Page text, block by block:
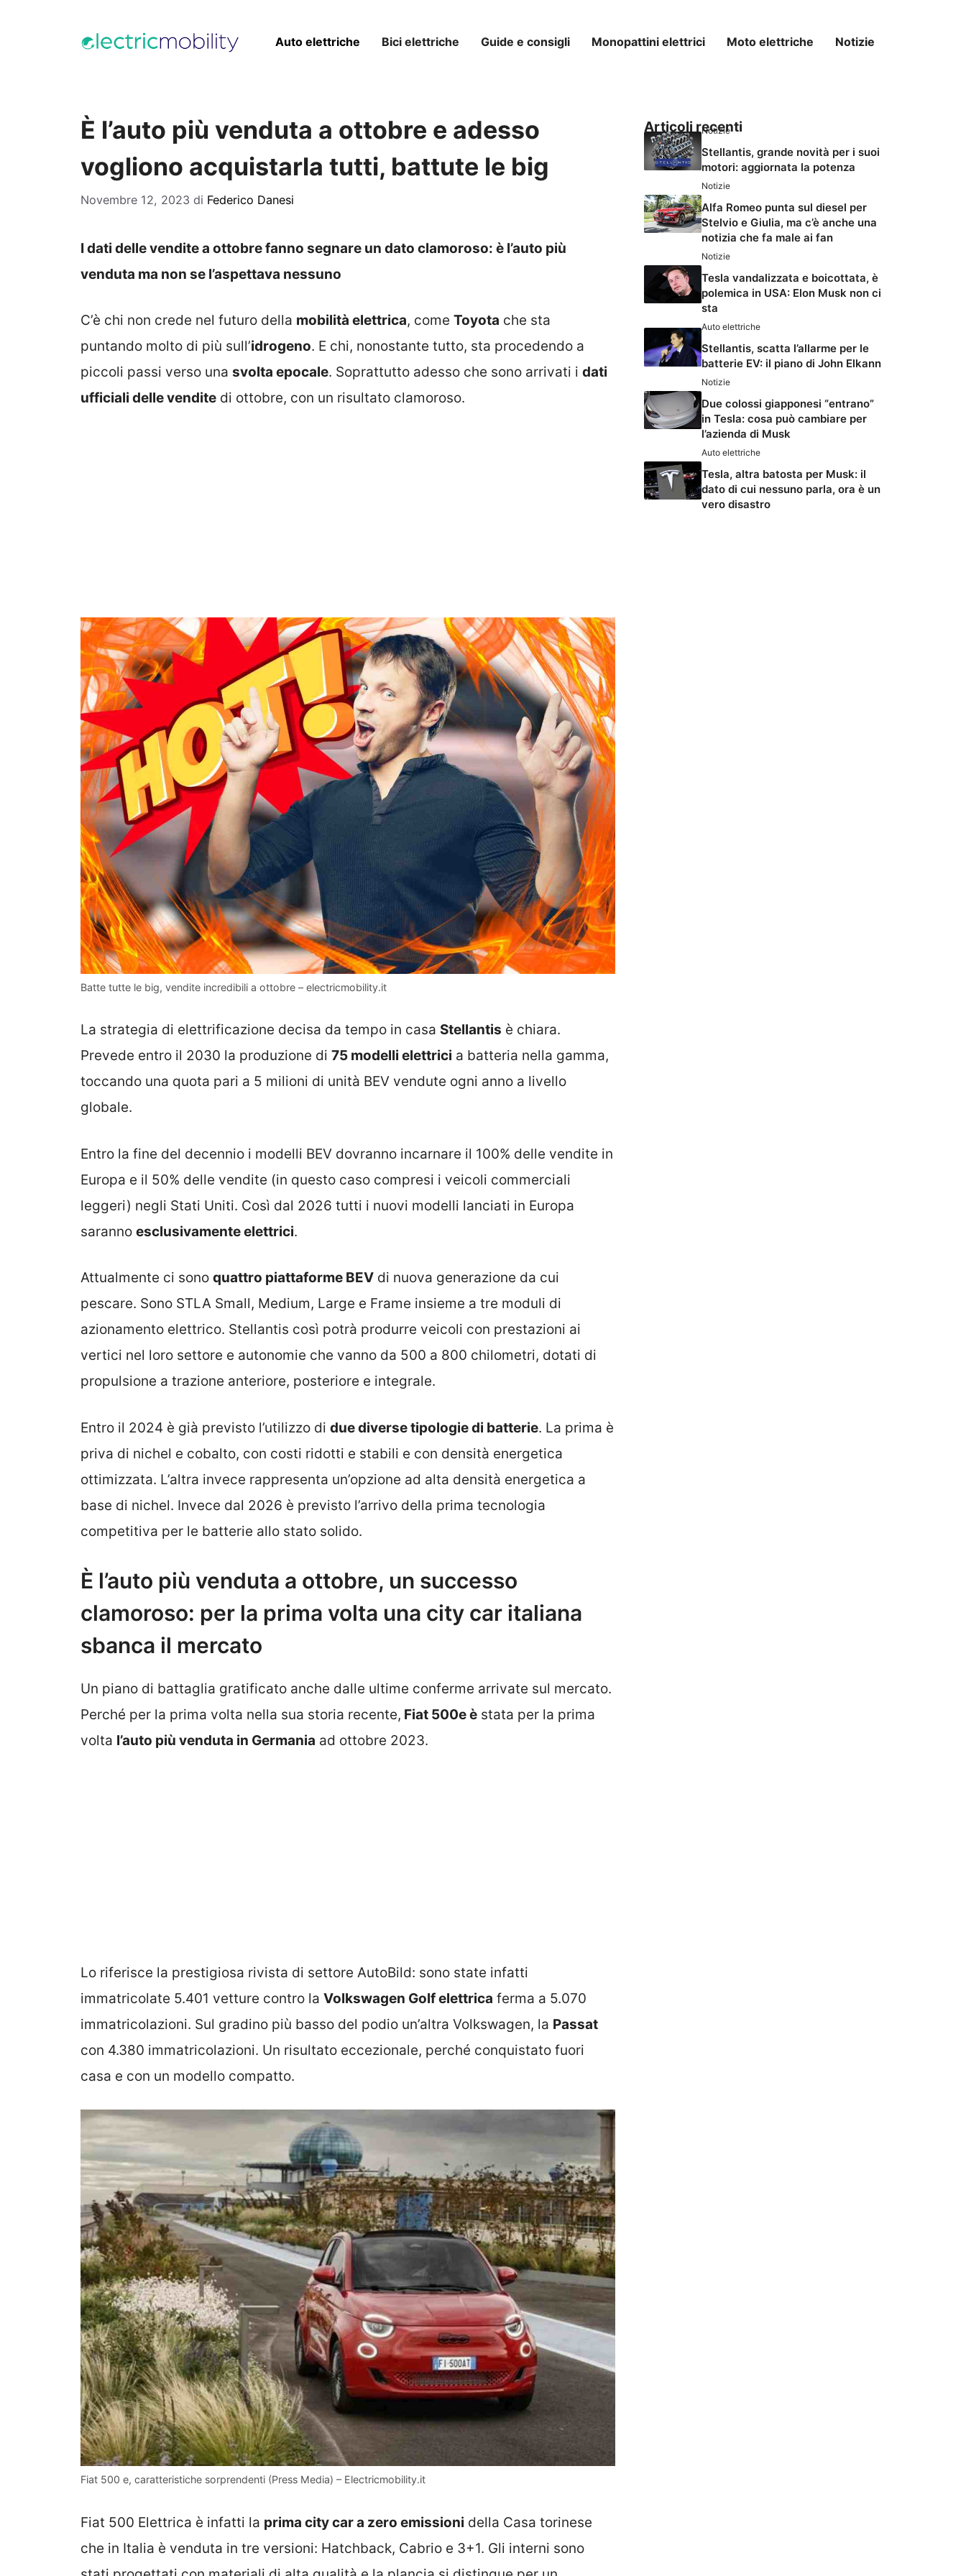
Auto elettriche Bici elettriche Guide e consigli Monopattini elettrici Moto elettriche Notizie
È l’auto più venduta a ottobre e adesso
vogliono acquistarla tutti, battute le big
Novembre 12, 2023 di Federico Danesi
I dati delle vendite a ottobre fanno segnare un dato clamoroso: è l’auto più
venduta ma non se l’aspettava nessuno
C’è chi non crede nel futuro della mobilità elettrica, come Toyota che sta
puntando molto di più sull’idrogeno. E chi, nonostante tutto, sta procedendo a
piccoli passi verso una svolta epocale. Soprattutto adesso che sono arrivati i dati
ufficiali delle vendite di ottobre, con un risultato clamoroso.
Batte tutte le big, vendite incredibili a ottobre – electricmobility.it
La strategia di elettrificazione decisa da tempo in casa Stellantis è chiara.
Prevede entro il 2030 la produzione di 75 modelli elettrici a batteria nella gamma,
toccando una quota pari a 5 milioni di unità BEV vendute ogni anno a livello
globale.
Entro la fine del decennio i modelli BEV dovranno incarnare il 100% delle vendite in
Europa e il 50% delle vendite (in questo caso compresi i veicoli commerciali
leggeri) negli Stati Uniti. Così dal 2026 tutti i nuovi modelli lanciati in Europa
saranno esclusivamente elettrici.
Attualmente ci sono quattro piattaforme BEV di nuova generazione da cui
pescare. Sono STLA Small, Medium, Large e Frame insieme a tre moduli di
azionamento elettrico. Stellantis così potrà produrre veicoli con prestazioni ai
vertici nel loro settore e autonomie che vanno da 500 a 800 chilometri, dotati di
propulsione a trazione anteriore, posteriore e integrale.
Entro il 2024 è già previsto l’utilizzo di due diverse tipologie di batterie. La prima è
priva di nichel e cobalto, con costi ridotti e stabili e con densità energetica
ottimizzata. L’altra invece rappresenta un’opzione ad alta densità energetica a
base di nichel. Invece dal 2026 è previsto l’arrivo della prima tecnologia
competitiva per le batterie allo stato solido.
È l’auto più venduta a ottobre, un successo
clamoroso: per la prima volta una city car italiana
sbanca il mercato
Un piano di battaglia gratificato anche dalle ultime conferme arrivate sul mercato.
Perché per la prima volta nella sua storia recente, Fiat 500e è stata per la prima
volta l’auto più venduta in Germania ad ottobre 2023.
Lo riferisce la prestigiosa rivista di settore AutoBild: sono state infatti
immatricolate 5.401 vetture contro la Volkswagen Golf elettrica ferma a 5.070
immatricolazioni. Sul gradino più basso del podio un’altra Volkswagen, la Passat
con 4.380 immatricolazioni. Un risultato eccezionale, perché conquistato fuori
casa e con un modello compatto.
Fiat 500 e, caratteristiche sorprendenti (Press Media) – Electricmobility.it
Fiat 500 Elettrica è infatti la prima city car a zero emissioni della Casa torinese
che in Italia è venduta in tre versioni: Hatchback, Cabrio e 3+1. Gli interni sono
Articoli recenti
Notizie
Stellantis, grande novità per i suoi
motori: aggiornata la potenza
Notizie
Alfa Romeo punta sul diesel per
Stelvio e Giulia, ma c’è anche una
notizia che fa male ai fan
Notizie
Tesla vandalizzata e boicottata, è
polemica in USA: Elon Musk non ci
sta
Auto elettriche
Stellantis, scatta l’allarme per le
batterie EV: il piano di John Elkann
Notizie
Due colossi giapponesi “entrano”
in Tesla: cosa può cambiare per
l’azienda di Musk
Auto elettriche
Tesla, altra batosta per Musk: il
dato di cui nessuno parla, ora è un
vero disastro